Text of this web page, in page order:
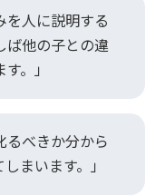
を人に説明する
ば他の子との違
。」
るべきか分から
まいます。」